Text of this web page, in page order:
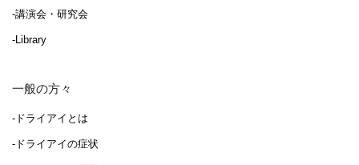
-講演会・研究会
-Library
一般の方々
-ドライアイとは
-ドライアイの症状